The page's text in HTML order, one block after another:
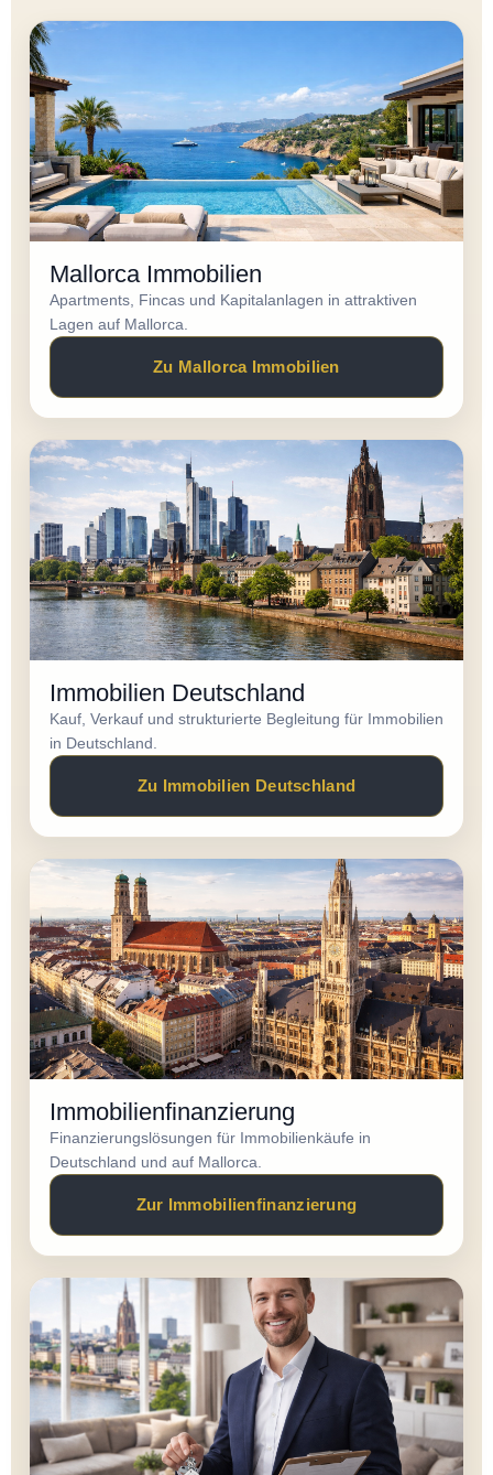
Mallorca Immobilien
Apartments, Fincas und Kapitalanlagen in attraktiven
Lagen auf Mallorca.
Zu Mallorca Immobilien
Immobilien Deutschland
Kauf, Verkauf und strukturierte Begleitung für Immobilien
in Deutschland.
Zu Immobilien Deutschland
Immobilienfinanzierung
Finanzierungslösungen für Immobilienkäufe in
Deutschland und auf Mallorca.
Zur Immobilienfinanzierung